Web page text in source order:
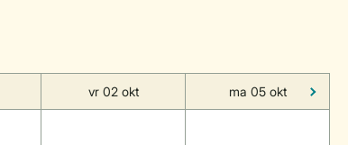
vr 02 okt ma 05 okt